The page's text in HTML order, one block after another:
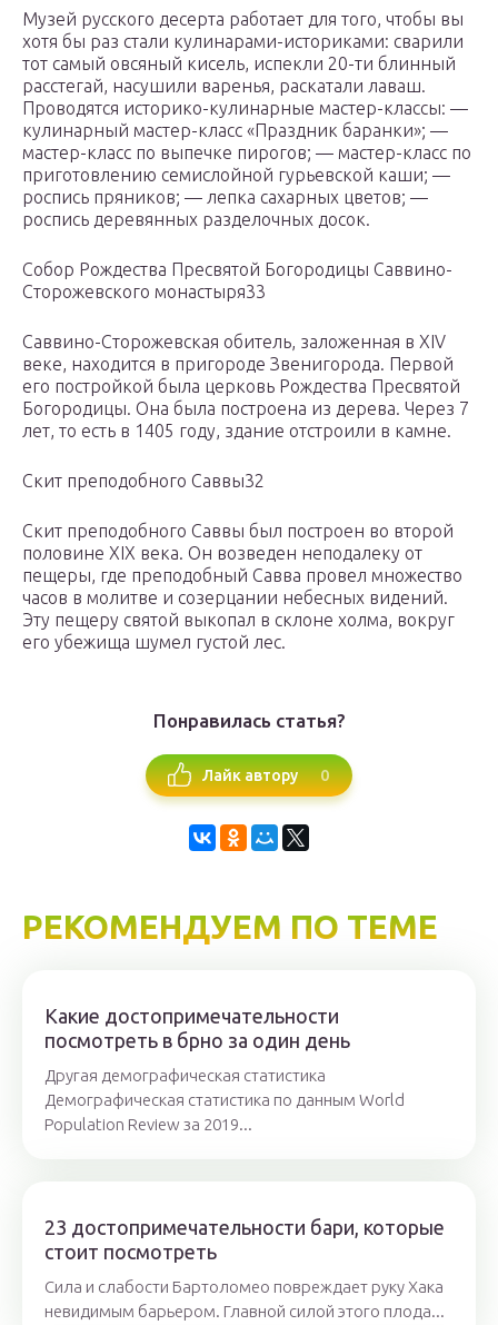
Музей русского десерта работает для того, чтобы вы
хотя бы раз стали кулинарами-историками: сварили
тот самый овсяный кисель, испекли 20-ти блинный
раcстегай, насушили варенья, раскатали лаваш.
Проводятся историко-кулинарные мастер-классы: —
кулинарный мастер-класс «Праздник баранки»; —
мастер-класс по выпечке пирогов; — мастер-класс по
приготовлению семислойной гурьевской каши; —
роспись пряников; — лепка сахарных цветов; —
роспись деревянных разделочных досок.
Собор Рождества Пресвятой Богородицы Саввино-
Сторожевского монастыря33
Саввино-Сторожевская обитель, заложенная в XIV
веке, находится в пригороде Звенигорода. Первой
его постройкой была церковь Рождества Пресвятой
Богородицы. Она была построена из дерева. Через 7
лет, то есть в 1405 году, здание отстроили в камне.
Скит преподобного Саввы32
Скит преподобного Саввы был построен во второй
половине XIX века. Он возведен неподалеку от
пещеры, где преподобный Савва провел множество
часов в молитве и созерцании небесных видений.
Эту пещеру святой выкопал в склоне холма, вокруг
его убежища шумел густой лес.
Понравилась статья?
Лайк автору 0
РЕКОМЕНДУЕМ ПО ТЕМЕ
Какие достопримечательности
посмотреть в брно за один день
Другая демографическая статистика
Демографическая статистика по данным World
Population Review за 2019...
23 достопримечательности бари, которые
стоит посмотреть
Сила и слабости Бартоломео повреждает руку Хака
невидимым барьером. Главной силой этого плода...